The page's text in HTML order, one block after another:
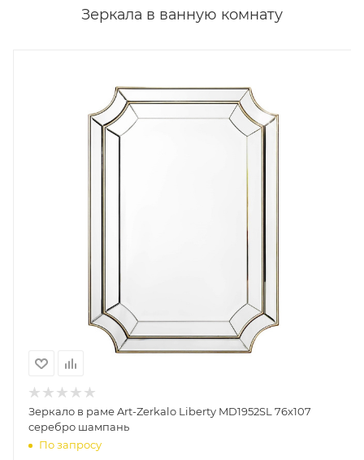
Зеркала в ванную комнату
Зеркало в раме Art-Zerkalo Liberty MD1952SL 76x107
cеребро шампань
По запросу